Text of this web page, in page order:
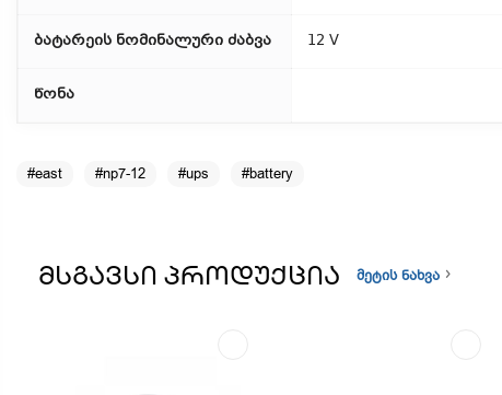
ბატარეის ნომინალური ძაბვა 12 V
წონა
#east #np7-12 #ups #battery
ᲛᲡᲒᲐᲕᲡᲘ ᲞᲠᲝᲓᲣᲥᲪᲘᲐ მეტის ნახვა